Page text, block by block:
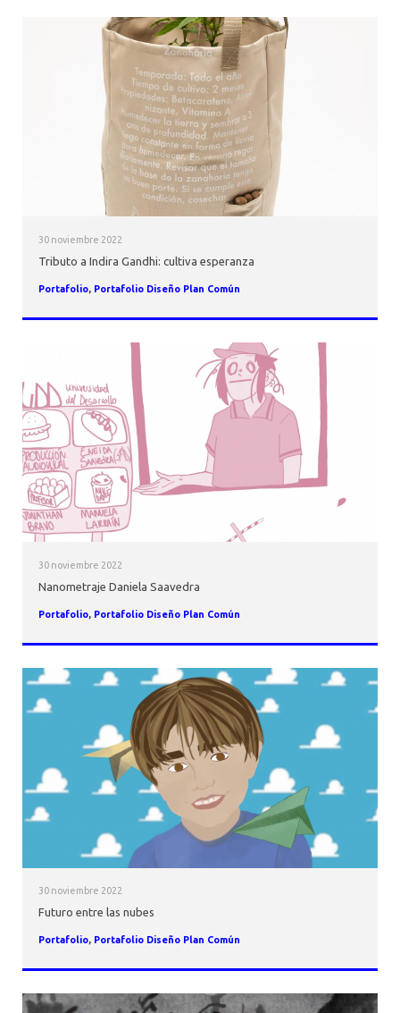
30 noviembre 2022
Tributo a Indira Gandhi: cultiva esperanza
Portafolio, Portafolio Diseño Plan Común
30 noviembre 2022
Nanometraje Daniela Saavedra
Portafolio, Portafolio Diseño Plan Común
30 noviembre 2022
Futuro entre las nubes
Portafolio, Portafolio Diseño Plan Común